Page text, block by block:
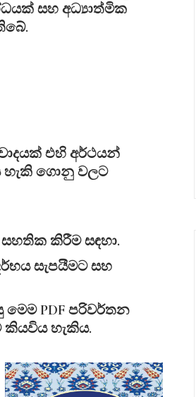
සහ අධ්‍යාත්මික
එහි අර්ථයන්
හැකි ගොනු වලට
කිරීම සඳහා.
සැපයීමට සහ
PDF පරිවර්තන
කියවිය හැකිය.